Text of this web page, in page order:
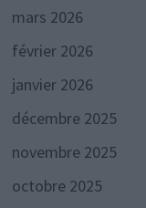
mars 2026
février 2026
janvier 2026
décembre 2025
novembre 2025
octobre 2025